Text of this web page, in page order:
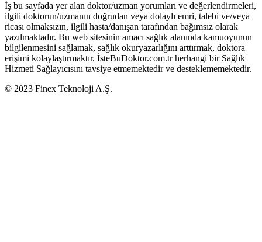
İş bu sayfada yer alan doktor/uzman yorumları ve değerlendirmeleri,
ilgili doktorun/uzmanın doğrudan veya dolaylı emri, talebi ve/veya
ricası olmaksızın, ilgili hasta/danışan tarafından bağımsız olarak
yazılmaktadır. Bu web sitesinin amacı sağlık alanında kamuoyunun
bilgilenmesini sağlamak, sağlık okuryazarlığını arttırmak, doktora
erişimi kolaylaştırmaktır. İsteBuDoktor.com.tr herhangi bir Sağlık
Hizmeti Sağlayıcısını tavsiye etmemektedir ve desteklememektedir.
© 2023 Finex Teknoloji A.Ş.